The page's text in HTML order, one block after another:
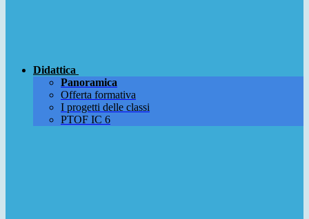
Didattica
Panoramica
Offerta formativa
I progetti delle classi
PTOF IC 6